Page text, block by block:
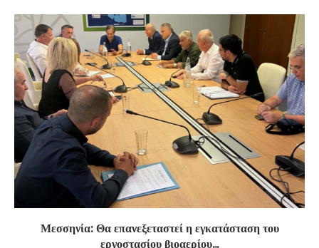
Μεσσηνία: Θα επανεξεταστεί η εγκατάσταση του
εργοστασίου βιοαερίου...